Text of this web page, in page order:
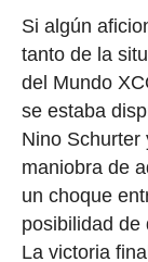
Si algún
tanto de la
del Mundo
se estaba
Nino Schurter
maniobra de
un choque
posibilidad de
La victoria